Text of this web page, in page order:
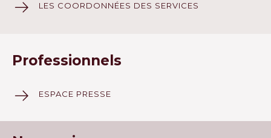
LES COORDONNÉES DES SERVICES
Professionnels
ESPACE PRESSE